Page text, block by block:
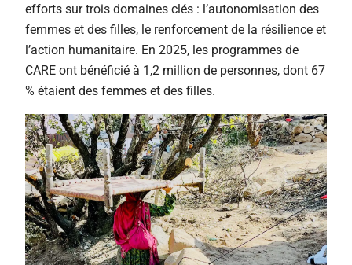
efforts sur trois domaines clés : l’autonomisation des
femmes et des filles, le renforcement de la résilience et
l’action humanitaire. En 2025, les programmes de
CARE ont bénéficié à 1,2 million de personnes, dont 67
% étaient des femmes et des filles.